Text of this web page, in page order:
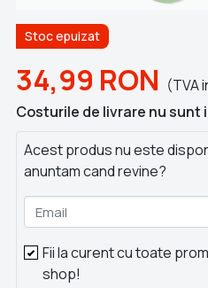
Stoc epuizat
34,99 RON (TVA
Costurile de livrare nu sunt
Acest produs nu este
anuntam cand revine?
Email
Fii la curent cu toate
shop!